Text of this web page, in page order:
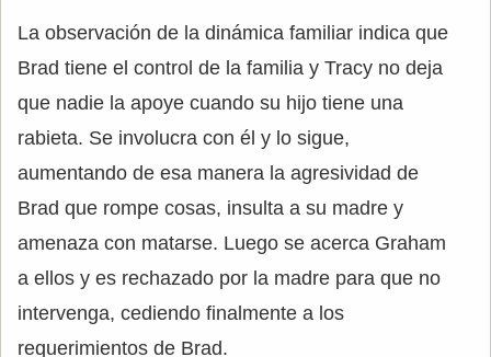
La observación de la dinámica familiar indica que
Brad tiene el control de la familia y Tracy no deja
que nadie la apoye cuando su hijo tiene una
rabieta. Se involucra con él y lo sigue,
aumentando de esa manera la agresividad de
Brad que rompe cosas, insulta a su madre y
amenaza con matarse. Luego se acerca Graham
a ellos y es rechazado por la madre para que no
intervenga, cediendo finalmente a los
requerimientos de Brad.